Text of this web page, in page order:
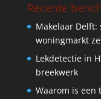
Recente
Makelaar Delft:
woningmarkt
Lekdetectie in
breekwerk
Waarom is een